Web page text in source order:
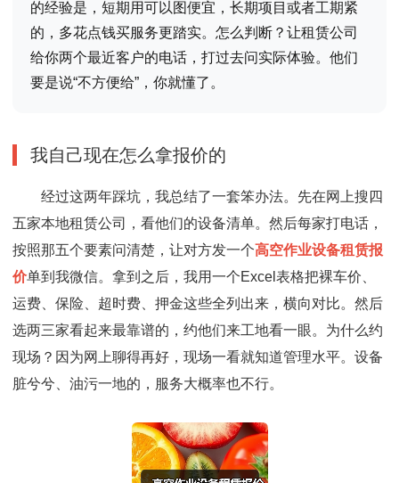
的经验是，短期用可以图便宜，长期项目或者工期紧
的，多花点钱买服务更踏实。怎么判断？让租赁公司
给你两个最近客户的电话，打过去问实际体验。他们
要是说“不方便给”，你就懂了。
我自己现在怎么拿报价的
经过这两年踩坑，我总结了一套笨办法。先在网上搜四
五家本地租赁公司，看他们的设备清单。然后每家打电话，
按照那五个要素问清楚，让对方发一个高空作业设备租赁报
价单到我微信。拿到之后，我用一个Excel表格把裸车价、
运费、保险、超时费、押金这些全列出来，横向对比。然后
选两三家看起来最靠谱的，约他们来工地看一眼。为什么约
现场？因为网上聊得再好，现场一看就知道管理水平。设备
脏兮兮、油污一地的，服务大概率也不行。